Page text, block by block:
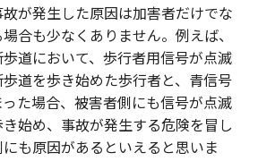
が発生した原因は加害者だけでな
合も少なくありません。例えば、
道において、歩行者用信号が点滅
道を歩き始めた歩行者と、青信号
た場合、被害者側にも信号が点滅
始め、事故が発生する危険を冒し
も原因があるといえると思いま